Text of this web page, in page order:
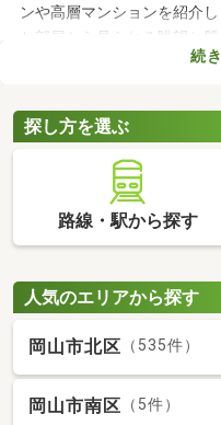
ンや高層マンションを紹介
お部屋から見られる眺望と
スペースやコンシェルジュ
ョンから、気に入る物件を
続
探し方を選ぶ
路線・駅から探す
人気のエリアから探す
岡山市北区 （535件）
岡山市南区 （5件）